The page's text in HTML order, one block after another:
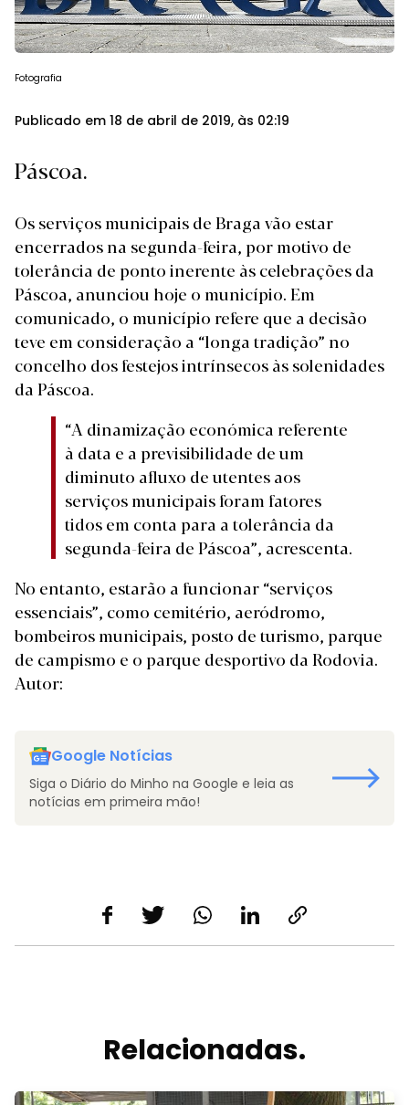
Fotografia
Publicado em 18 de abril de 2019, às 02:19
Páscoa.
Os serviços municipais de Braga vão estar
encerrados na segunda-feira, por motivo de
tolerância de ponto inerente às celebrações da
Páscoa, anunciou hoje o município. Em
comunicado, o município refere que a decisão
teve em consideração a “longa tradição” no
concelho dos festejos intrínsecos às solenidades
da Páscoa.
“A dinamização económica referente
à data e a previsibilidade de um
diminuto afluxo de utentes aos
serviços municipais foram fatores
tidos em conta para a tolerância da
segunda-feira de Páscoa”, acrescenta.
No entanto, estarão a funcionar “serviços
essenciais”, como cemitério, aeródromo,
bombeiros municipais, posto de turismo, parque
de campismo e o parque desportivo da Rodovia.
Autor:
Google Notícias
Siga o Diário do Minho na Google e leia as
notícias em primeira mão!
Relacionadas.